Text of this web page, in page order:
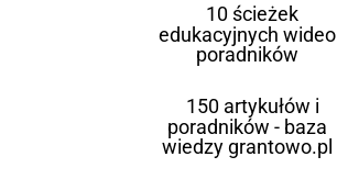
10 ścieżek
edukacyjnych wideo
poradników
150 artykułów i
poradników - baza
wiedzy grantowo.pl